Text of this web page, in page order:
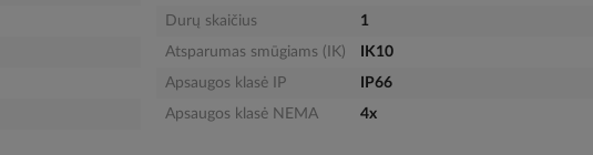
Durų skaičius
1
Atsparumas smūgiams (IK)
IK10
Apsaugos klasė IP
IP66
Apsaugos klasė NEMA
4x